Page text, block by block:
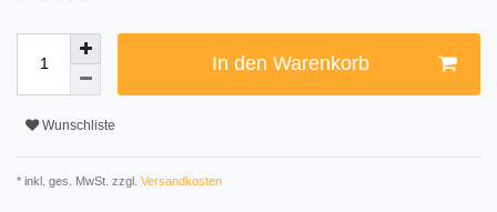
In den Warenkorb
Wunschliste
* inkl. ges. MwSt. zzgl. Versandkosten